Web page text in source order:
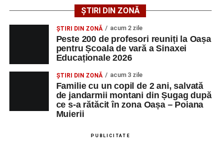
Messenger WhatsApp Twitter/X
Urmărește-ne pe Google News
Ultimele știri din Sebeș
Primăria Sebeș a decis să reducă intensitatea
iluminatului public pe timpul nopții, în contextul
apelului la economii al Guvernului Bolojan
Duminică, 23 august 2026, Râpa Roșie găzduiește
cea de-a III-a ediție a concursului „CicloAventurier
ȘTIRI DIN ZONĂ
ȘTIRI DIN ZONĂ acum 2 zile
Peste 200 de profesori reuniți la Oașa
pentru Școala de vară a Sinaxei
Educaționale 2026
ȘTIRI DIN ZONĂ acum 3 zile
Familie cu un copil de 2 ani, salvată
de jandarmii montani din Șugag după
ce s-a rătăcit în zona Oașa – Poiana
Muierii
PUBLICITATE